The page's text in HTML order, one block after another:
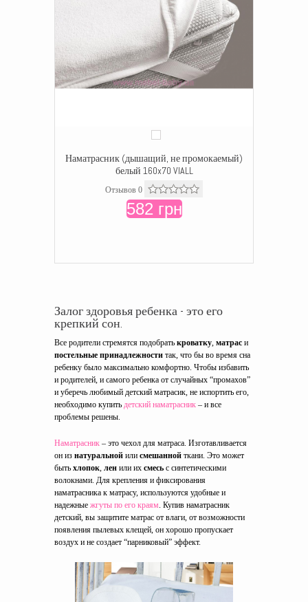
Наматрасник (дышащий, не промокаемый)
белый 160x70 VIALL
Отзывов 0
582 грн
Залог здоровья ребенка - это его
крепкий сон.
Все родители стремятся подобрать кроватку, матрас и
постельные принадлежности так, что бы во время сна
ребенку было максимально комфортно. Чтобы избавить
и родителей, и самого ребенка от случайных “промахов”
и уберечь любимый детский матрасик, не испортить его,
необходимо купить детский наматрасник – и все
проблемы решены.
Наматрасник – это чехол для матраса. Изготавливается
он из натуральной или смешанной ткани. Это может
быть хлопок, лен или их смесь с синтетическими
волокнами. Для крепления и фиксирования
наматрасника к матрасу, используются удобные и
надежные жгуты по его краям. Купив наматрасник
детский, вы защитите матрас от влаги, от возможности
появления пылевых клещей, он хорошо пропускает
воздух и не создает “парниковый” эффект.